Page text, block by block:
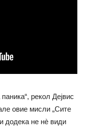
рекол Дејвис
овие мисли „Сите
додека не нè види